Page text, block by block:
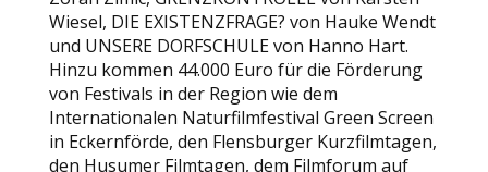
Wiesel, DIE EXISTENZFRAGE? von Hauke Wendt
und UNSERE DORFSCHULE von Hanno Hart.
Hinzu kommen 44.000 Euro für die Förderung
von Festivals in der Region wie dem
Internationalen Naturfilmfestival Green Screen
in Eckernförde, den Flensburger Kurzfilmtagen,
den Husumer Filmtagen, dem Filmforum auf